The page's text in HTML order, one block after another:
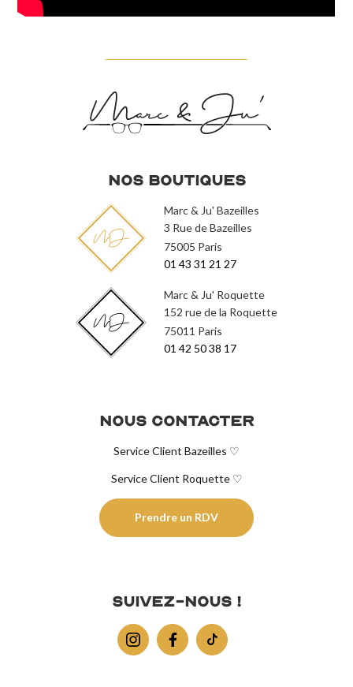
Nos Boutiques
Marc & Ju' Bazeilles
3 Rue de Bazeilles
75005 Paris
01 43 31 21 27
Marc & Ju' Roquette
152 rue de la Roquette
75011 Paris
01 42 50 38 17
Nous contacter
Service Client Bazeilles ♡
Service Client Roquette ♡
Prendre un RDV
Suivez-nous !